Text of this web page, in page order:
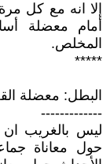
إلا انه مع كل
أمام معضلة
المخلص.
*****
البطل: معضلة
-------------
ليس بالغريب ان
حول معاناة